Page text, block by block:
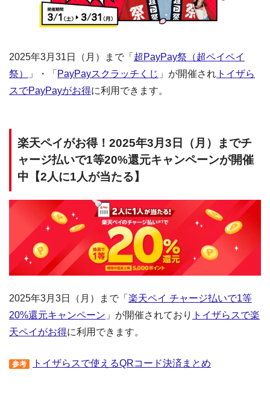
2025年3月31日（月）まで「 超PayPay祭（超ペイペイ
祭）
」・「 PayPayスクラッチくじ 」が開催され トイザら
スでPayPayがお得に利用できます。
楽天ペイがお得！2025年3月3日（月）までチ
ャージ払いで1等20%還元キャンペーンが開催
中【2人に1人が当たる】
2025年3月3日（月）まで「 楽天ペイ チャージ払いで1等
20%還元キャンペーン 」が開催されており トイザらスで楽
天ペイがお得に利用できます。
参考 トイザらスで使えるQRコード決済まとめ